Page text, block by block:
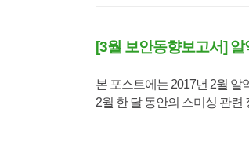
[3월 보안동향보고서]
본 포스트에는 2017년 2월
2월 한 달 동안의 스미싱 관련